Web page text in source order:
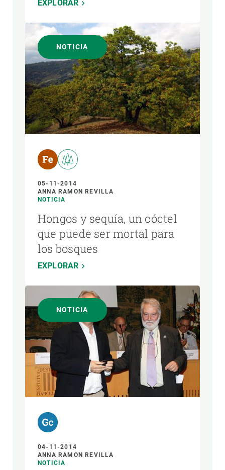
EXPLORAR
NOTICIA
05-11-2014
ANNA RAMON REVILLA
NOTICIA
Hongos y sequía, un cóctel
que puede ser mortal para
los bosques
EXPLORAR
NOTICIA
04-11-2014
ANNA RAMON REVILLA
NOTICIA